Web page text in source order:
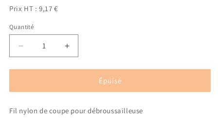
Prix HT : 9,17 €
Quantité
Quantité
Réduire
la
quantité
Coque
fil
Augmenter
la
quantité
Coque
fil
Épuisé
Fil nylon de coupe pour débroussailleuse